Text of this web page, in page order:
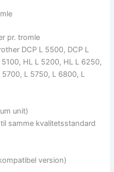
pr. tromle
DCP L 5500, DCP L
HL L 5200, HL L 6250,
L 5750, L 6800, L
unit)
samme kvalitetsstandard
version)